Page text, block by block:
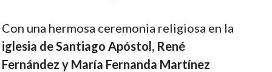
Con una hermosa ceremonia religiosa en la
iglesia de Santiago Apóstol, René
Fernández y María Fernanda Martínez